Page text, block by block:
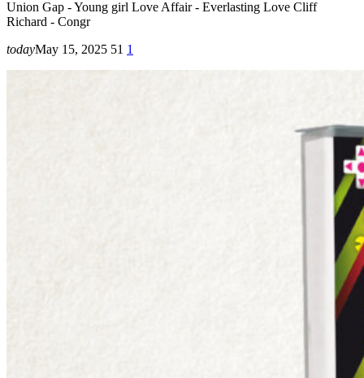
Union Gap - Young girl Love Affair - Everlasting Love Cliff
Richard - Congr
todayMay 15, 2025 51 1